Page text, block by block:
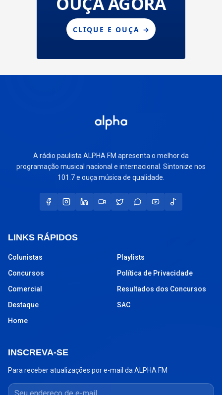
A rádio paulista ALPHA FM apresenta o melhor da
programação musical nacional e internacional. Sintonize nos
101.7 e ouça música de qualidade.
LINKS RÁPIDOS
Colunistas
Concursos
Comercial
Destaque
Home
Playlists
Política de Privacidade
Resultados dos Concursos
SAC
INSCREVA-SE
Para receber atualizações por e-mail da ALPHA FM
Seu endereço de e-mail